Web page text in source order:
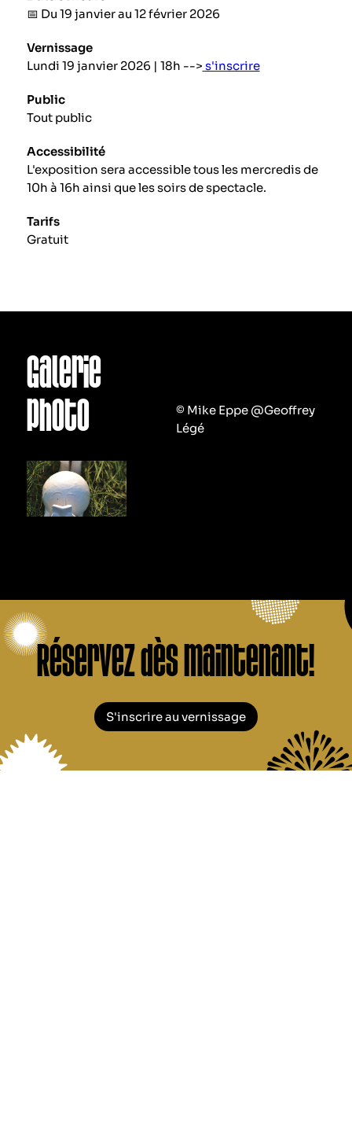
📅 Du 19 janvier au 12 février 2026
Vernissage
Lundi 19 janvier 2026 | 18h --> s'inscrire
Public
Tout public
Accessibilité
L'exposition sera accessible tous les mercredis de
10h à 16h ainsi que les soirs de spectacle.
Tarifs
Gratuit
Galerie
photo
© Mike Eppe @Geoffrey
Légé
Réservez dès maintenant!
S'inscrire au vernissage